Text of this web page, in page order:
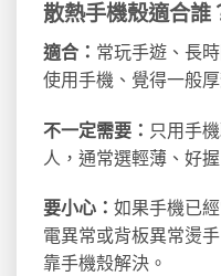
散熱手機殼適合誰
適合： 常玩手遊、長
使用手機、覺得一般
不一定需要： 只用手
人，通常選輕薄、好
要小心： 如果手機已
電異常或背板異常燙
靠手機殼解決。